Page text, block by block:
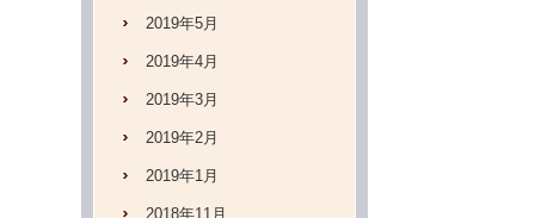
2019年5月
2019年4月
2019年3月
2019年2月
2019年1月
2018年11月